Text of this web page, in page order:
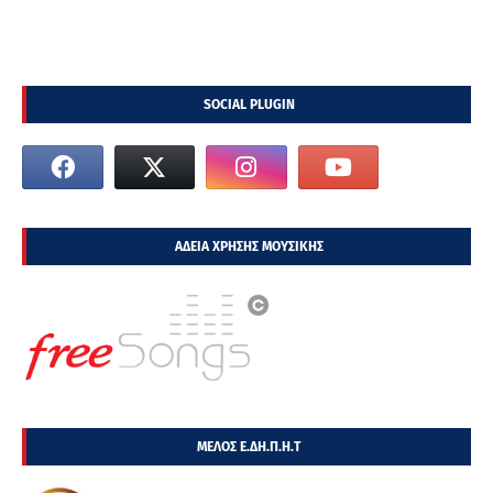
SOCIAL PLUGIN
ΑΔΕΙΑ ΧΡΗΣΗΣ ΜΟΥΣΙΚΗΣ
ΜΕΛΟΣ Ε.ΔΗ.Π.Η.Τ